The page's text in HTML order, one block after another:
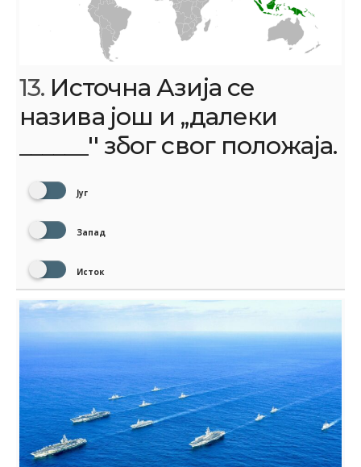
13. Источна Азија се
назива још и ,,далеки
______'' због свог положаја.
Југ
Запад
Исток